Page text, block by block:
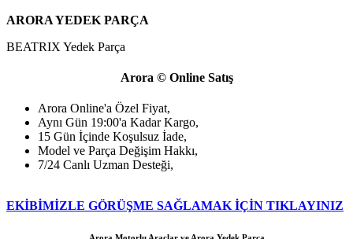
ARORA YEDEK PARÇA
BEATRIX Yedek Parça
Arora © Online Satış
Arora Online'a Özel Fiyat,
Aynı Gün 19:00'a Kadar Kargo,
15 Gün İçinde Koşulsuz İade,
Model ve Parça Değişim Hakkı,
7/24 Canlı Uzman Desteği,
EKİBİMİZLE GÖRÜŞME SAĞLAMAK İÇİN TIKLAYINIZ